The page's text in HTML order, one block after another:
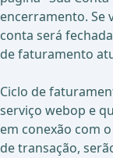
encerramento. Se
conta será
de faturamento
Ciclo de
serviço webop e
em conexão com
de transação,